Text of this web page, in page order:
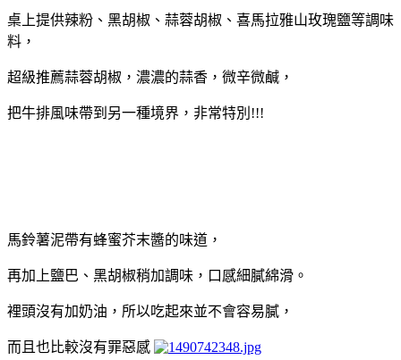
桌上提供辣粉、黑胡椒、蒜蓉胡椒、喜馬拉雅山玫瑰鹽等調味
料，
超級推薦蒜蓉胡椒，濃濃的蒜香，微辛微鹹，
把牛排風味帶到另一種境界，非常特別!!!
馬鈴薯泥帶有蜂蜜芥末醬的味道，
再加上鹽巴、黑胡椒稍加調味，口感細膩綿滑。
裡頭沒有加奶油，所以吃起來並不會容易膩，
而且也比較沒有罪惡感